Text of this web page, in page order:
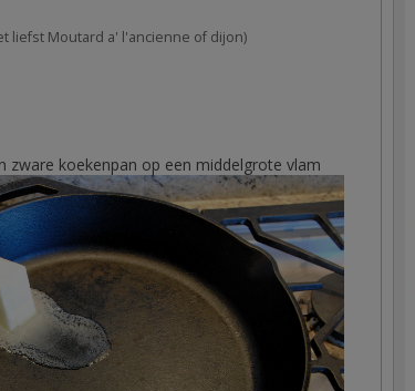
liefst Moutard a' l'ancienne of dijon)
zware koekenpan op een middelgrote vlam